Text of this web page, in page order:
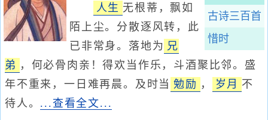
古诗三百首
惜时
人生 无根蒂，飘如
陌上尘。分散逐风转，此
已非常身。落地为 兄
弟 ，何必骨肉亲！得欢当作乐，斗酒聚比邻。盛
年不重来，一日难再晨。及时当 勉励 ， 岁月 不
待人。 ...查看全文...